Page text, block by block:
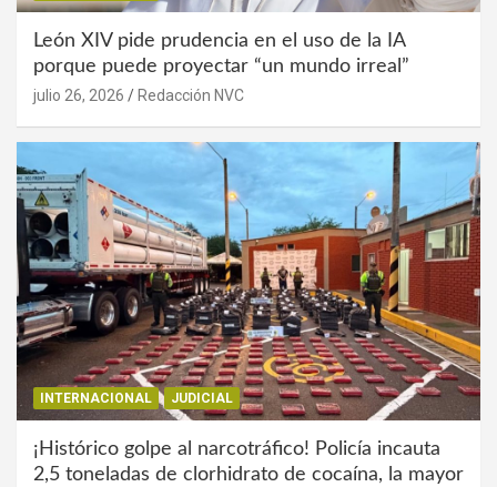
León XIV pide prudencia en el uso de la IA
porque puede proyectar “un mundo irreal”
julio 26, 2026 Redacción NVC
INTERNACIONAL JUDICIAL
¡Histórico golpe al narcotráfico! Policía incauta
2,5 toneladas de clorhidrato de cocaína, la mayor